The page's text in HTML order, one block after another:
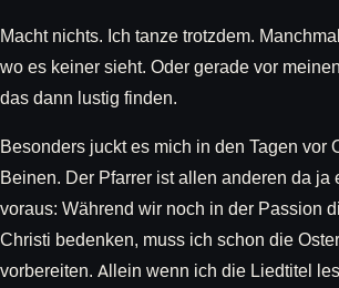
Macht nichts. Ich tanze trotzdem.
wo es keiner sieht. Oder gerade vor
das dann lustig finden.
Besonders juckt es mich in den Tagen vor
Beinen. Der Pfarrer ist allen anderen da ja
voraus: Während wir noch in der Passion
Christi bedenken, muss ich schon die
vorbereiten. Allein wenn ich die Liedtitel